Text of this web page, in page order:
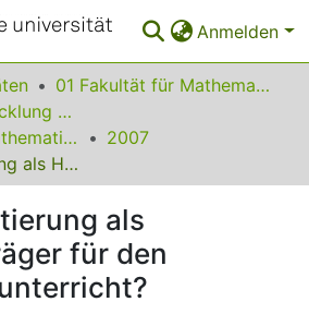
Anmelden
01 Fakultät für Mathematik
Institut für Entwicklung und Erforschung des Mathematikunterrichts
Beiträge zum Mathematikunterricht
2007
Outputorientierung als Hoffnungsträger für den Mathematikunterricht?
als
für den